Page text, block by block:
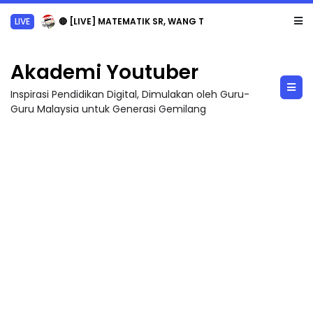
LIVE 🔴 [LIVE] MATEMATIK SR, WANG TAHUN 6 OLEH CIKGU ANITA #ALLINONE #141 #...
Akademi Youtuber
Inspirasi Pendidikan Digital, Dimulakan oleh Guru-
Guru Malaysia untuk Generasi Gemilang